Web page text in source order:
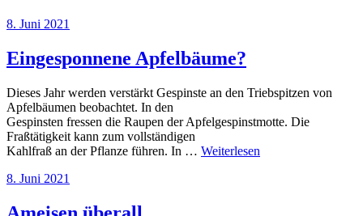
Veröffentlicht
8. Juni 2021
Eingesponnene Apfelbäume?
Dieses Jahr werden verstärkt Gespinste an den Triebspitzen von
Apfelbäumen beobachtet. In den
Gespinsten fressen die Raupen der Apfelgespinstmotte. Die
Fraßtätigkeit kann zum vollständigen
Kahlfraß an der Pflanze führen. In … Weiterlesen
Veröffentlicht
8. Juni 2021